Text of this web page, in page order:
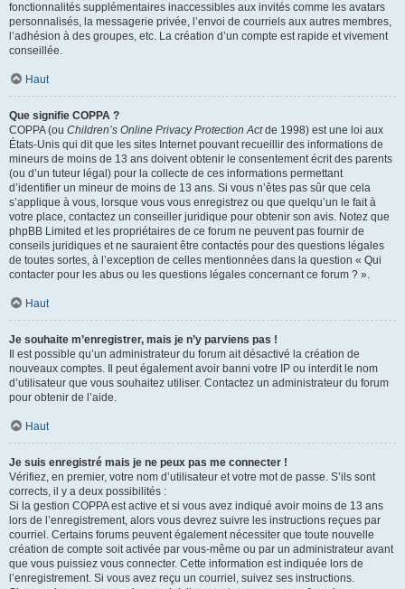
fonctionnalités supplémentaires inaccessibles aux invités comme les avatars
personnalisés, la messagerie privée, l’envoi de courriels aux autres membres,
l’adhésion à des groupes, etc. La création d’un compte est rapide et vivement
conseillée.
Haut
Que signifie COPPA ?
COPPA (ou Children’s Online Privacy Protection Actde 1998) est une loi aux
États-Unis qui dit que les sites Internet pouvant recueillir des informations de
mineurs de moins de 13 ans doivent obtenir le consentement écrit des parents
(ou d’un tuteur légal) pour la collecte de ces informations permettant
d’identifier un mineur de moins de 13 ans. Si vous n’êtes pas sûr que cela
s’applique à vous, lorsque vous vous enregistrez ou que quelqu’un le fait à
votre place, contactez un conseiller juridique pour obtenir son avis. Notez que
phpBB Limited et les propriétaires de ce forum ne peuvent pas fournir de
conseils juridiques et ne sauraient être contactés pour des questions légales
de toutes sortes, à l’exception de celles mentionnées dans la question « Qui
contacter pour les abus ou les questions légales concernant ce forum ? ».
Haut
Je souhaite m’enregistrer, mais je n’y parviens pas !
Il est possible qu’un administrateur du forum ait désactivé la création de
nouveaux comptes. Il peut également avoir banni votre IP ou interdit le nom
d’utilisateur que vous souhaitez utiliser. Contactez un administrateur du forum
pour obtenir de l’aide.
Haut
Je suis enregistré mais je ne peux pas me connecter !
Vérifiez, en premier, votre nom d’utilisateur et votre mot de passe. S’ils sont
corrects, il y a deux possibilités :
Si la gestion COPPA est active et si vous avez indiqué avoir moins de 13 ans
lors de l’enregistrement, alors vous devrez suivre les instructions reçues par
courriel. Certains forums peuvent également nécessiter que toute nouvelle
création de compte soit activée par vous-même ou par un administrateur avant
que vous puissiez vous connecter. Cette information est indiquée lors de
l’enregistrement. Si vous avez reçu un courriel, suivez ses instructions.